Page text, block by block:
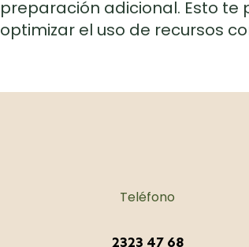
preparación adicional. Esto
optimizar el uso de recursos
Teléfono
2323 47 68